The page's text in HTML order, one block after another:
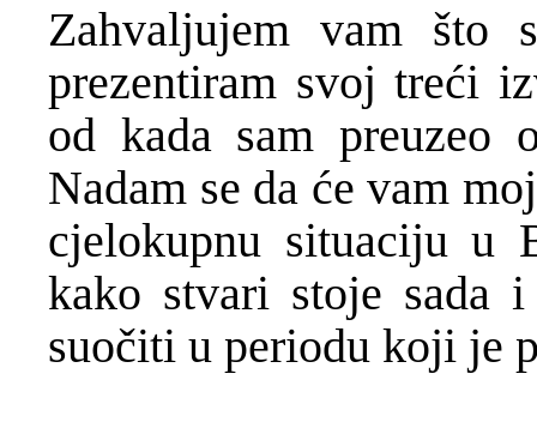
Zahvaljujem vam što
prezentiram svoj treći
od kada sam preuzeo
Nadam se da će vam
cjelokupnu situaciju u
kako stvari stoje sada
suočiti u periodu koji je